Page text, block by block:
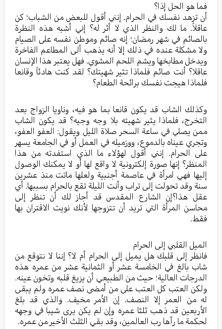
فما هو الحل إذا؟
أن تزهد نفسك في الحرام. إنني أقول للبعض من الشباب؛ كن
عاقلاً. ما لك والنظر الذي لا أثر له؟ إني أشبه هذه النظرة
بالصائم في شهر رمضان؛ إنه صائم وموطن نفسه على الصيام
ولا مشكلة عنده في ذلك إلا أنه يذهب ألى المطاعم الفاخرة
ويدخل مطابخها ويشم اللحم المشوي. فهل يعتبر هذا الإنسان
عاقلا؟ أنت صائم فلماذا تثير شهيتك؟ لقد كنت هادئاً وقانعا
فلماذا هيجت نفسك برائحة الطعام؟
وكذلك الشاب قد يكون قانعا بما هو فيه، وناويا الزواج بعد
التخرج، فلماذا يثير شهيته بلا وجه وجيه؟ قد يكون الشاب
ممن يصلي في ساعة السحر صلاة الليل ويقول: العفو العفو،
وتجري عيناه بالدموع، ووزميله في العمل أو في الجامعة يسهر
على الحرام. إنني أقول لهؤلاء ما الذي استفدته من هذا
المنظر؟ إنها صورة إلكترونية لا واقع لها أو لا يمكنك الوصول
إليها فهي امرأة في عاصمة أجنبية ولعلها ماتت منذ عشرين
سنة وقد تحولت إلى تراب وأنت الليلة تقع بالحرام بسببها. أي
عقل هذا؟إن الشارع المقدس قد أجاز لك أن تنظر إلى
محاسن المرأة التي تريد أن تتزوجها لأنك نويت الاقتران بها
فقط.
الميل القلبي إلى الحرام
فانظر إلى قلبك هل يميل إلى الحرام أم لا؟ إننا لا نتوقع من
شاب بالغ في الخامسة عشر أو الثمانية عشر من عمره هذه
الدرجات العالية؛ حيث من الطبيعي أن يزيغ قلبه وتخون عينه.
ولكن العتب كل العتب على من أمضى نصف عمره ولم يبقى
له من العمر إلا النصف. إن الأمر مخيف. والذي قد بلغ
الأربعين قد ذهب ثلثا عمره وإن لم يكن يرى شيبا في وجهه
لحكمة ما رآها رب العالمين، وقد بقي الثلث الأخير من عمره.